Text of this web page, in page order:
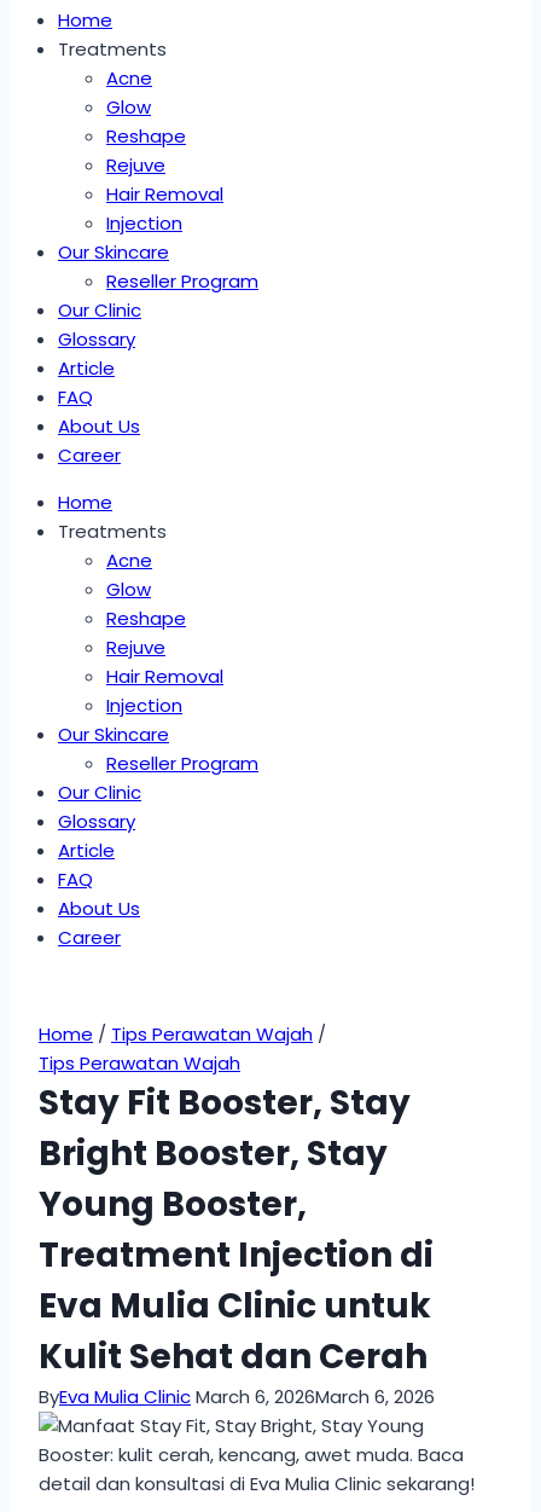
Home
Treatments
Acne
Glow
Reshape
Rejuve
Hair Removal
Injection
Our Skincare
Reseller Program
Our Clinic
Glossary
Article
FAQ
About Us
Career
Home
Treatments
Acne
Glow
Reshape
Rejuve
Hair Removal
Injection
Our Skincare
Reseller Program
Our Clinic
Glossary
Article
FAQ
About Us
Career
Home / Tips Perawatan Wajah /
Tips Perawatan Wajah
Stay Fit Booster, Stay
Bright Booster, Stay
Young Booster,
Treatment Injection di
Eva Mulia Clinic untuk
Kulit Sehat dan Cerah
ByEva Mulia ClinicMarch 6, 2026March 6, 2026